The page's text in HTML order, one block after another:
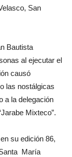
San
Bautista
al ejecutar el
causó
las nostálgicas
a la delegación
Mixteco”.
su edición 86,
María